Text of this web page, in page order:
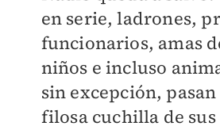
en serie, ladrones,
funcionarios, amas
niños e incluso
sin excepción,
filosa cuchilla de sus